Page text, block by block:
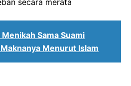
Sama Suami
Menurut Islam